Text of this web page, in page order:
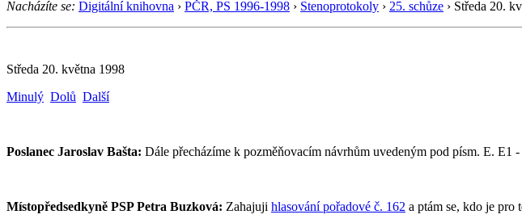
Nacházíte se: Digitální knihovna › PČR, PS 1996-1998 › Stenoprotokoly › 25. schůze › Středa 20.
Středa 20. května 1998
Minulý Dolů Další
Poslanec Jaroslav Bašta: Dále přecházíme k pozměňovacím návrhům uvedeným pod písm. E. E1
Místopředsedkyně PSP Petra Buzková: Zahajuji hlasování pořadové č. 162 a ptám se, kdo je pro